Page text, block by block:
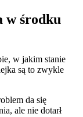
w środku
w jakim stanie
są to zwykle
da się
ale nie dotarł